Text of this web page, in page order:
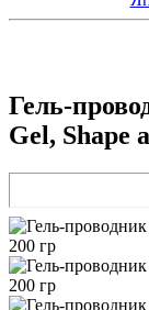
Гель-
Gel, Shape